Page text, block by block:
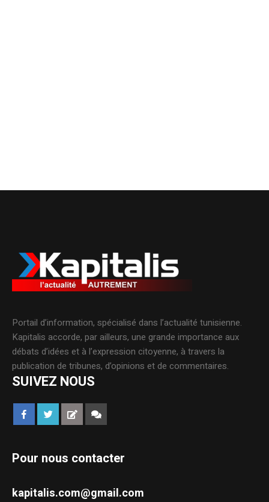
Portail d’information, spécialisé dans l’actualité tunisienne.
Kapitalis accorde, par ailleurs, une grande importance aux
débats d’idées et à l’expression citoyenne, à travers la
publication de tribunes, d’opinions et de commentaires.
SUIVEZ NOUS
Pour nous contacter
kapitalis.com@gmail.com